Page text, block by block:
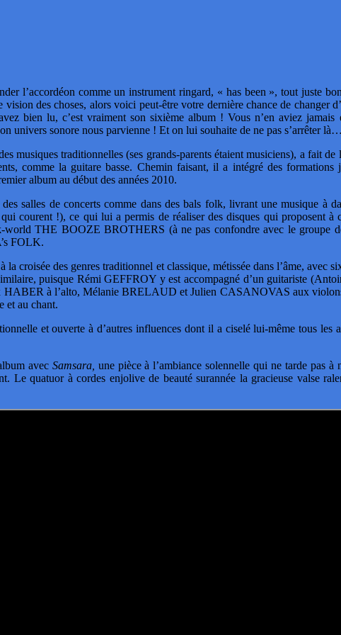
l’accordéon comme un instrument ringard, « has been », tout juste
des choses, alors voici peut-être votre dernière chance de changer
bien lu, c’est vraiment son sixième album ! Vous n’en aviez
univers sonore nous parvienne ! Et on lui souhaite de ne pas s’arrêter là…
musiques traditionnelles (ses grands-parents étaient musiciens), a fait
comme la guitare basse. Chemin faisant, il a intégré des
album au début des années 2010.
salles de concerts comme dans des bals folk, livrant une musique à
courent !), ce qui lui a permis de réaliser des disques qui proposent à
world THE BOOZE BROTHERS (à ne pas confondre avec le
FOLK.
la croisée des genres traditionnel et classique, métissée dans l’âme, avec
puisque Rémi GEFFROY y est accompagné d’un guitariste
à l’alto, Mélanie BRELAUD et Julien CASANOVAS aux
et au chant.
et ouverte à d’autres influences dont il a ciselé lui-même tous les
avec Samsara, une pièce à l’ambiance solennelle qui ne tarde pas
Le quatuor à cordes enjolive de beauté surannée la gracieuse valse